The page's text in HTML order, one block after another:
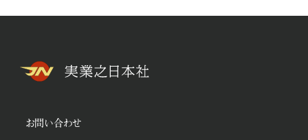
お問い合わせ